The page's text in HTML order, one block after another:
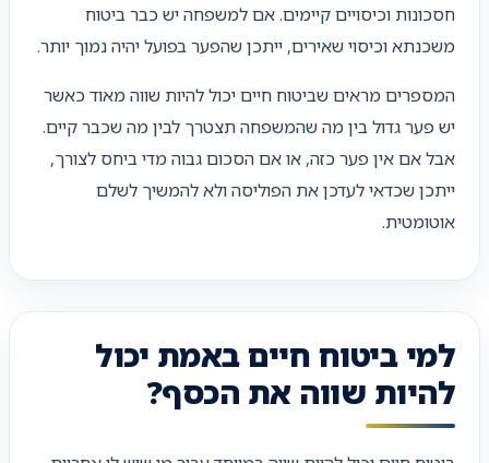
חסכונות וכיסויים קיימים. אם למשפחה יש כבר ביטוח
משכנתא וכיסוי שאירים, ייתכן שהפער בפועל יהיה נמוך יותר.
המספרים מראים שביטוח חיים יכול להיות שווה מאוד כאשר
יש פער גדול בין מה שהמשפחה תצטרך לבין מה שכבר קיים.
אבל אם אין פער כזה, או אם הסכום גבוה מדי ביחס לצורך,
ייתכן שכדאי לעדכן את הפוליסה ולא להמשיך לשלם
אוטומטית.
למי ביטוח חיים באמת יכול
להיות שווה את הכסף?